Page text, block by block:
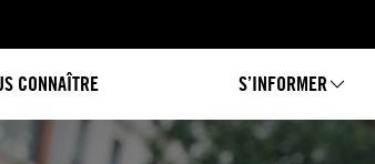
CONNAÎTRE S’INFORMER